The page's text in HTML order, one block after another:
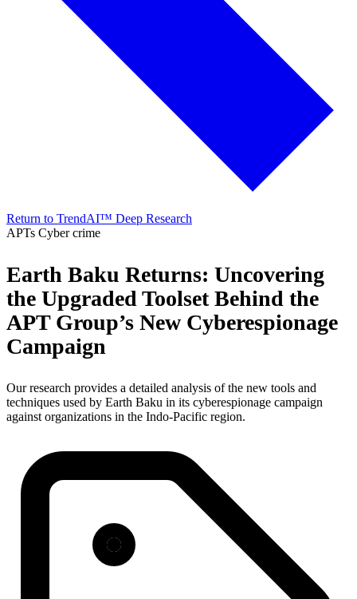
Return to TrendAI™ Deep Research
APTs Cyber crime
Earth Baku Returns: Uncovering
the Upgraded Toolset Behind the
APT Group’s New Cyberespionage
Campaign
Our research provides a detailed analysis of the new tools and
techniques used by Earth Baku in its cyberespionage campaign
against organizations in the Indo-Pacific region.